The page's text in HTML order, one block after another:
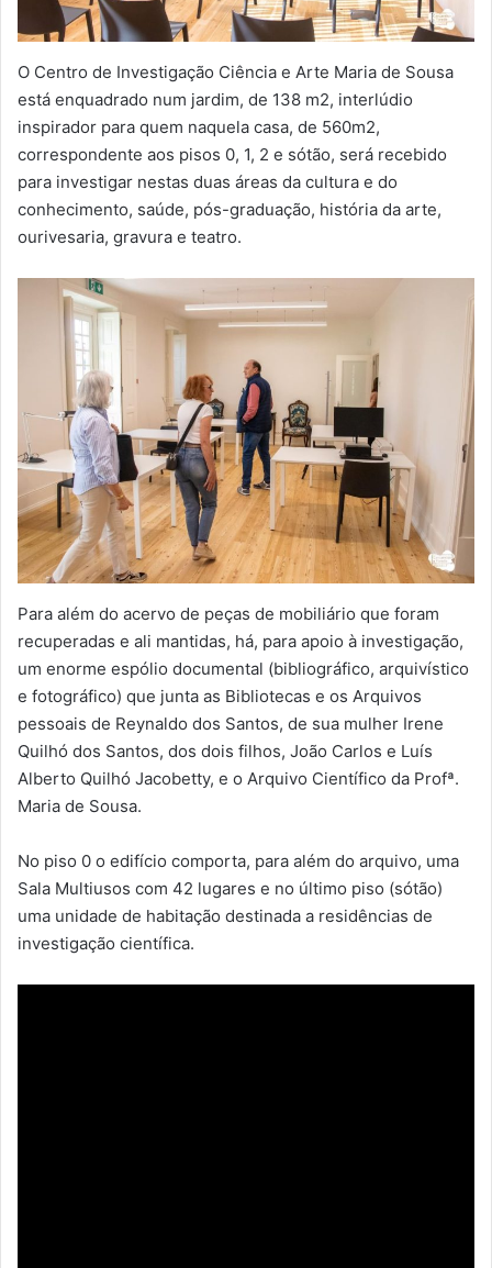
O Centro de Investigação Ciência e Arte Maria de Sousa
está enquadrado num jardim, de 138 m2, interlúdio
inspirador para quem naquela casa, de 560m2,
correspondente aos pisos 0, 1, 2 e sótão, será recebido
para investigar nestas duas áreas da cultura e do
conhecimento, saúde, pós-graduação, história da arte,
ourivesaria, gravura e teatro.
Para além do acervo de peças de mobiliário que foram
recuperadas e ali mantidas, há, para apoio à investigação,
um enorme espólio documental (bibliográfico, arquivístico
e fotográfico) que junta as Bibliotecas e os Arquivos
pessoais de Reynaldo dos Santos, de sua mulher Irene
Quilhó dos Santos, dos dois filhos, João Carlos e Luís
Alberto Quilhó Jacobetty, e o Arquivo Científico da Profª.
Maria de Sousa.
No piso 0 o edifício comporta, para além do arquivo, uma
Sala Multiusos com 42 lugares e no último piso (sótão)
uma unidade de habitação destinada a residências de
investigação científica.